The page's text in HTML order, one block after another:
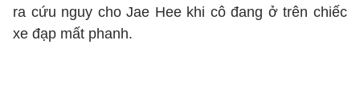
ra cứu nguy cho Jae Hee khi cô đang ở trên chiếc
xe đạp mất phanh.